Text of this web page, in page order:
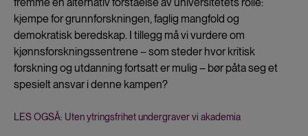
kjempe for grunnforskningen, faglig mangfold og
demokratisk beredskap. I tillegg må vi vurdere om
kjønnsforskningssentrene – som steder hvor kritisk
forskning og utdanning fortsatt er mulig – bør påta seg et
spesielt ansvar i denne kampen?
LES OGSÅ: Uten ytringsfrihet undergraver vi akademia